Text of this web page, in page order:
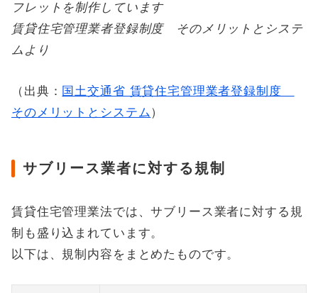
フレットを制作しています
賃貸住宅管理業者登録制度 そのメリットとシステ
ムより
（出典： 国土交通省 賃貸住宅管理業者登録制度
そのメリットとシステム ）
サブリース業者に対する規制
賃貸住宅管理業法では、サブリース業者に対する規
制も盛り込まれています。
以下は、規制内容をまとめたものです。